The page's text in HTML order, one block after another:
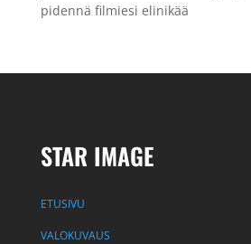
pidennä filmiesi elinikää
STAR IMAGE
ETUSIVU
VALOKUVAUS